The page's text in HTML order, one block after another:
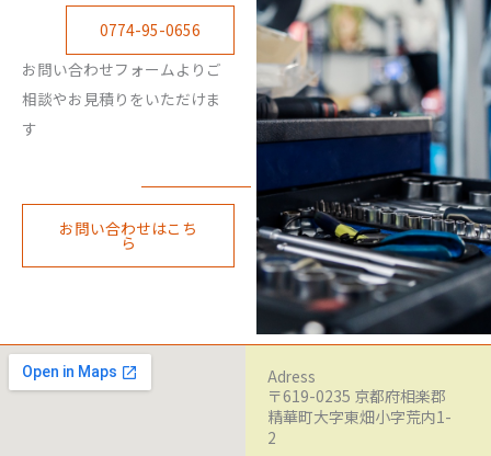
0774-95-0656
お問い合わせフォームよりご
相談やお見積りをいただけま
す
お問い合わせはこち
ら
Adress
〒619-0235 京都府相楽郡
精華町大字東畑小字荒内1-
2